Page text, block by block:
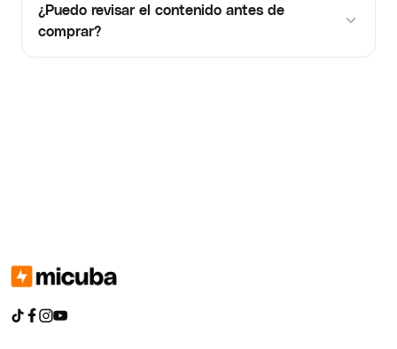
¿Puedo revisar el contenido antes de
comprar?